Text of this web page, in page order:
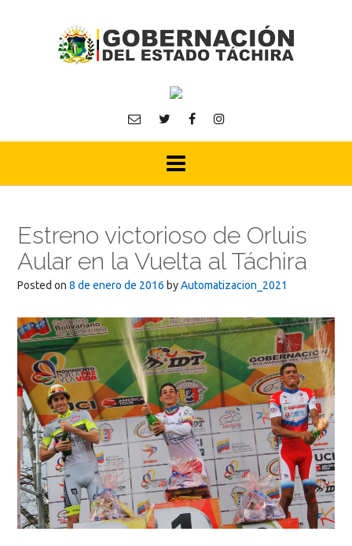
Estreno victorioso de Orluis
Aular en la Vuelta al Táchira
Posted on 8 de enero de 2016 byAutomatizacion_2021